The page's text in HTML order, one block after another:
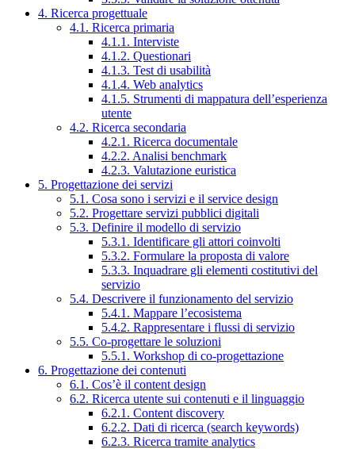
4. Ricerca progettuale
4.1. Ricerca primaria
4.1.1. Interviste
4.1.2. Questionari
4.1.3. Test di usabilità
4.1.4. Web analytics
4.1.5. Strumenti di mappatura dell’esperienza
utente
4.2. Ricerca secondaria
4.2.1. Ricerca documentale
4.2.2. Analisi benchmark
4.2.3. Valutazione euristica
5. Progettazione dei servizi
5.1. Cosa sono i servizi e il service design
5.2. Progettare servizi pubblici digitali
5.3. Definire il modello di servizio
5.3.1. Identificare gli attori coinvolti
5.3.2. Formulare la proposta di valore
5.3.3. Inquadrare gli elementi costitutivi del
servizio
5.4. Descrivere il funzionamento del servizio
5.4.1. Mappare l’ecosistema
5.4.2. Rappresentare i flussi di servizio
5.5. Co-progettare le soluzioni
5.5.1. Workshop di co-progettazione
6. Progettazione dei contenuti
6.1. Cos’è il content design
6.2. Ricerca utente sui contenuti e il linguaggio
6.2.1. Content discovery
6.2.2. Dati di ricerca (search keywords)
6.2.3. Ricerca tramite analytics